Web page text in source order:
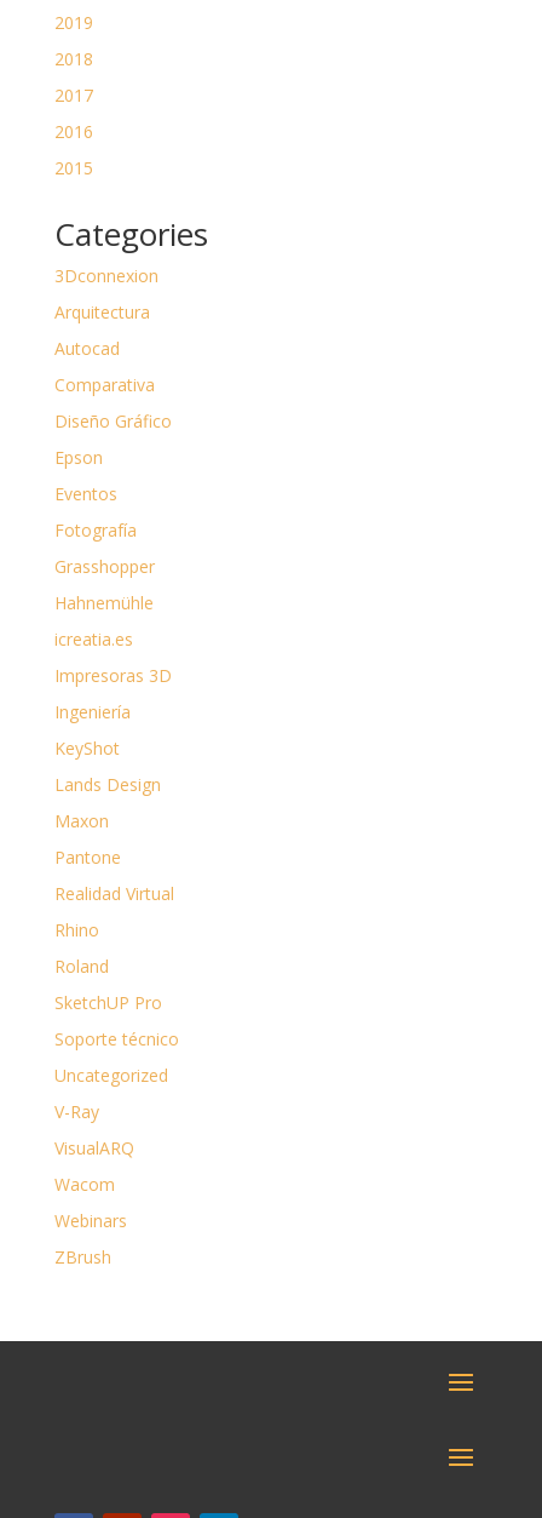
2019
2018
2017
2016
2015
Categories
3Dconnexion
Arquitectura
Autocad
Comparativa
Diseño Gráfico
Epson
Eventos
Fotografía
Grasshopper
Hahnemühle
icreatia.es
Impresoras 3D
Ingeniería
KeyShot
Lands Design
Maxon
Pantone
Realidad Virtual
Rhino
Roland
SketchUP Pro
Soporte técnico
Uncategorized
V-Ray
VisualARQ
Wacom
Webinars
ZBrush